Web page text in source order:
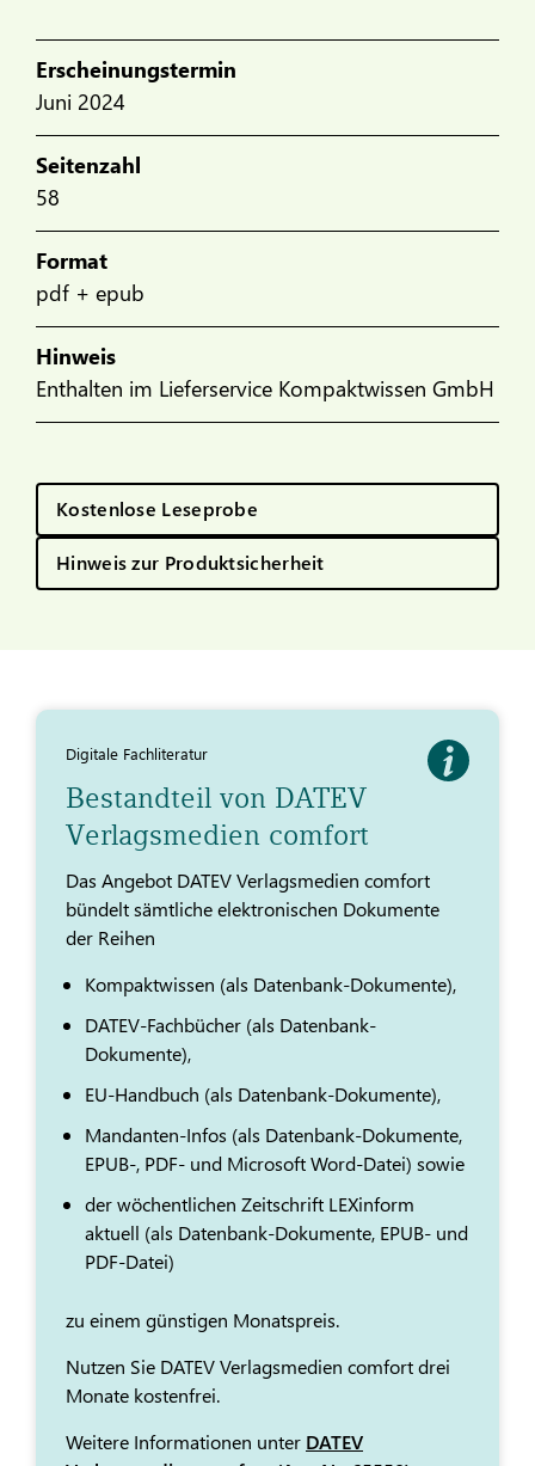
Erscheinungstermin
Juni 2024
Seitenzahl
58
Format
pdf + epub
Hinweis
Enthalten im Lieferservice Kompaktwissen GmbH
Kostenlose Leseprobe
Hinweis zur Produktsicherheit
Digitale Fachliteratur
Bestandteil von DATEV
Verlagsmedien comfort
Das Angebot DATEV Verlagsmedien comfort
bündelt sämtliche elektronischen Dokumente
der Reihen
Kompaktwissen (als Datenbank-Dokumente),
DATEV-Fachbücher (als Datenbank-
Dokumente),
EU-Handbuch (als Datenbank-Dokumente),
Mandanten-Infos (als Datenbank-Dokumente,
EPUB-, PDF- und Microsoft Word-Datei) sowie
der wöchentlichen Zeitschrift LEXinform
aktuell (als Datenbank-Dokumente, EPUB- und
PDF-Datei)
zu einem günstigen Monatspreis.
Nutzen Sie DATEV Verlagsmedien comfort drei
Monate kostenfrei.
Weitere Informationen unter DATEV